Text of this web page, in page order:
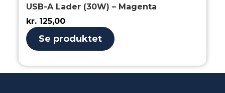
USB-A Lader (30W) – Magenta
kr. 125,00
Se produktet